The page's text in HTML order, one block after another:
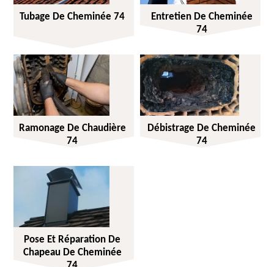
Tubage De Cheminée 74
Entretien De Cheminée
74
Ramonage De Chaudière
74
Débistrage De Cheminée
74
Pose Et Réparation De
Chapeau De Cheminée